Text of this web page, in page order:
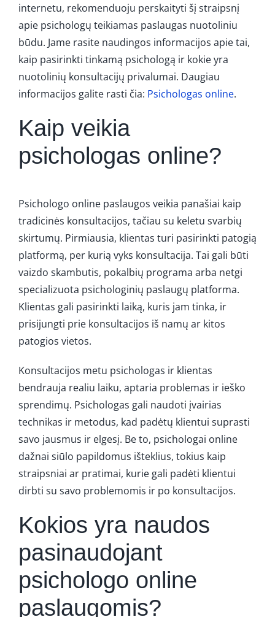
internetu, rekomenduoju perskaityti šį straipsnį
apie psichologų teikiamas paslaugas nuotoliniu
būdu. Jame rasite naudingos informacijos apie tai,
kaip pasirinkti tinkamą psichologą ir kokie yra
nuotolinių konsultacijų privalumai. Daugiau
informacijos galite rasti čia: Psichologas online.
Kaip veikia
psichologas online?
Psichologo online paslaugos veikia panašiai kaip
tradicinės konsultacijos, tačiau su keletu svarbių
skirtumų. Pirmiausia, klientas turi pasirinkti patogią
platformą, per kurią vyks konsultacija. Tai gali būti
vaizdo skambutis, pokalbių programa arba netgi
specializuota psichologinių paslaugų platforma.
Klientas gali pasirinkti laiką, kuris jam tinka, ir
prisijungti prie konsultacijos iš namų ar kitos
patogios vietos.
Konsultacijos metu psichologas ir klientas
bendrauja realiu laiku, aptaria problemas ir ieško
sprendimų. Psichologas gali naudoti įvairias
technikas ir metodus, kad padėtų klientui suprasti
savo jausmus ir elgesį. Be to, psichologai online
dažnai siūlo papildomus išteklius, tokius kaip
straipsniai ar pratimai, kurie gali padėti klientui
dirbti su savo problemomis ir po konsultacijos.
Kokios yra naudos
pasinaudojant
psichologo online
paslaugomis?